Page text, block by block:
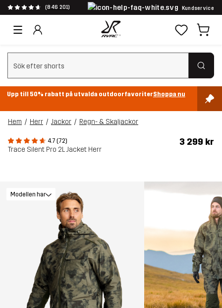
(846 201) Kundservice
Rensa sök
Upp till 50% rabatt på utvalda outdoorfavoriterShoppa nu
Hem Herr Jackor Regn- & Skaljackor
4.7 (72)
Trace Silent Pro 2L Jacket Herr
3 299 kr
Modellen har